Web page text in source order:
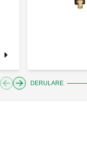
DERULARE